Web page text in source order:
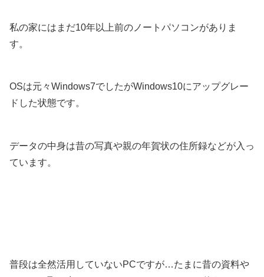
私の家にはまだ10年以上前のノートパソコンがありま
す。
OSは元々Windows7でしたがWindows10にアップグレー
ドした状態です。
データの中身は昔の写真や親の年賀状の住所録などが入っ
ています。
普段は全然活用していないPCですが…たまに昔の資料や